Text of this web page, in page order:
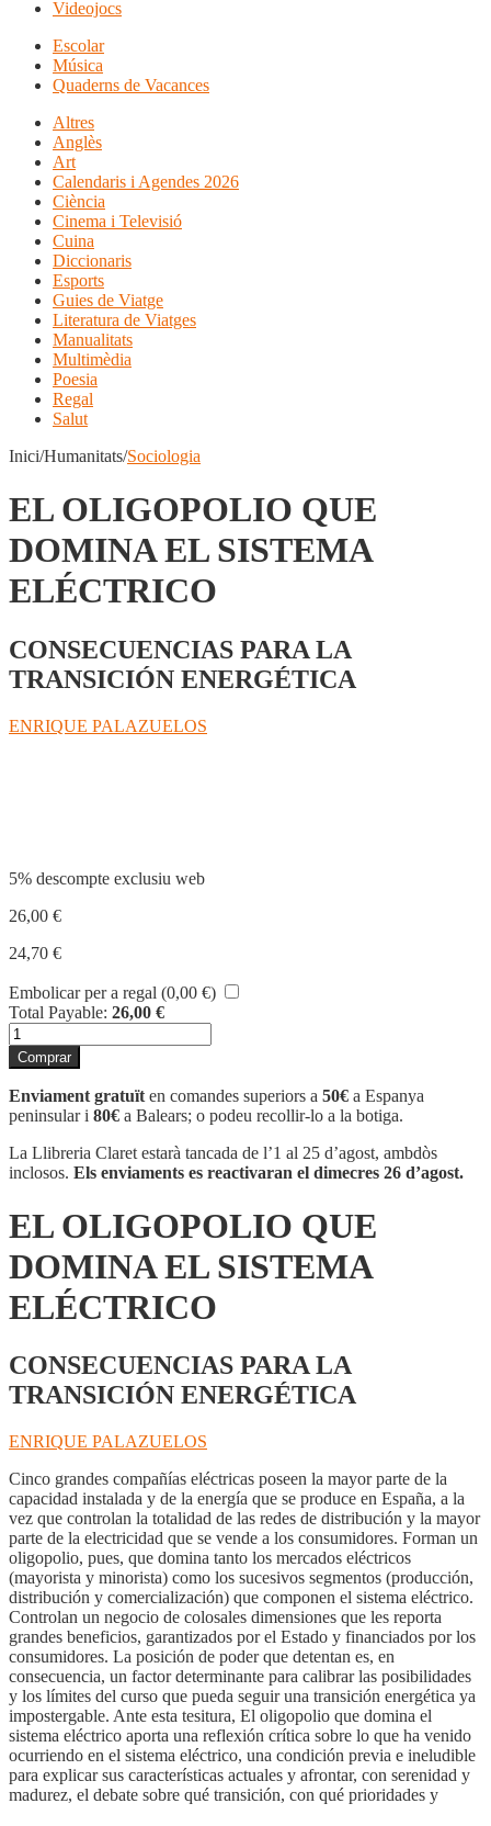
Videojocs
Escolar
Música
Quaderns de Vacances
Altres
Anglès
Art
Calendaris i Agendes 2026
Ciència
Cinema i Televisió
Cuina
Diccionaris
Esports
Guies de Viatge
Literatura de Viatges
Manualitats
Multimèdia
Poesia
Regal
Salut
Inici/Humanitats/Sociologia
EL OLIGOPOLIO QUE
DOMINA EL SISTEMA
ELÉCTRICO
CONSECUENCIAS PARA LA
TRANSICIÓN ENERGÉTICA
ENRIQUE PALAZUELOS
5% descompte exclusiu web
26,00 €
24,70 €
Embolicar per a regal (0,00 €)
Total Payable: 26,00 €
quantitat
de
EL
OLIGOPOLIO
QUE
DOMINA
EL
SISTEMA
Comprar
Enviament gratuït en comandes superiors a 50€ a Espanya
peninsular i 80€ a Balears; o podeu recollir-lo a la botiga.
La Llibreria Claret estarà tancada de l’1 al 25 d’agost, ambdòs
inclosos. Els enviaments es reactivaran el dimecres 26 d’agost.
EL OLIGOPOLIO QUE
DOMINA EL SISTEMA
ELÉCTRICO
CONSECUENCIAS PARA LA
TRANSICIÓN ENERGÉTICA
ENRIQUE PALAZUELOS
Cinco grandes compañías eléctricas poseen la mayor parte de la
capacidad instalada y de la energía que se produce en España, a la
vez que controlan la totalidad de las redes de distribución y la mayor
parte de la electricidad que se vende a los consumidores. Forman un
oligopolio, pues, que domina tanto los mercados eléctricos
(mayorista y minorista) como los sucesivos segmentos (producción,
distribución y comercialización) que componen el sistema eléctrico.
Controlan un negocio de colosales dimensiones que les reporta
grandes beneficios, garantizados por el Estado y financiados por los
consumidores. La posición de poder que detentan es, en
consecuencia, un factor determinante para calibrar las posibilidades
y los límites del curso que pueda seguir una transición energética ya
impostergable. Ante esta tesitura, El oligopolio que domina el
sistema eléctrico aporta una reflexión crítica sobre lo que ha venido
ocurriendo en el sistema eléctrico, una condición previa e ineludible
para explicar sus características actuales y afrontar, con serenidad y
madurez, el debate sobre qué transición, con qué prioridades y